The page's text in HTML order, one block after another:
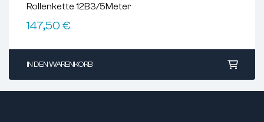
Rollenkette 12B3/5Meter
147,50 €
IN DEN WARENKORB